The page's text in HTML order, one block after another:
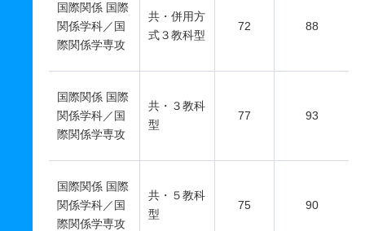
国際関係 国際
関係学科／国
際関係学専攻
共・併用方
式３教科型
72 88
国際関係 国際
関係学科／国
際関係学専攻
共・３教科
型
77 93
国際関係 国際
関係学科／国
際関係学専攻
共・５教科
型
75 90